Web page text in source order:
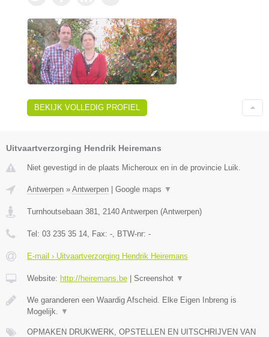
BEKIJK VOLLEDIG PROFIEL
Uitvaartverzorging Hendrik Heiremans
Niet gevestigd in de plaats Micheroux en in de provincie Luik.
Antwerpen » Antwerpen Google maps ▼
Turnhoutsebaan 381 2140 Antwerpen (Antwerpen)
Tel: 03 235 35 14 , Fax: - , BTW-nr: -
E-mail › Uitvaartverzorging Hendrik Heiremans
Website: http://heiremans.be Screenshot ▼
We garanderen een Waardig Afscheid. Elke Eigen Inbreng is
Mogelijk.
▼
OPMAKEN DRUKWERK, OPSTELLEN EN UITSCHRIJVEN VAN